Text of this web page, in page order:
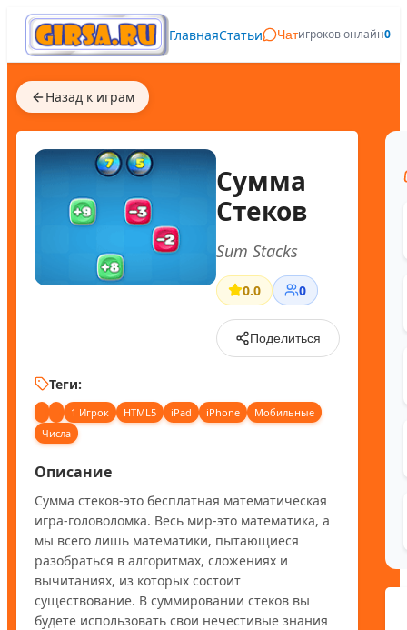
ГлавнаяСтатьи Чатигроков онлайн0
Назад к играм
Сумма
Стеков
Sum Stacks
0.0 0
Поделиться
Теги:
1 Игрок HTML5 iPad iPhone
Мобильные
Числа
Описание
Сумма стеков-это бесплатная математическая
игра-головоломка. Весь мир-это математика, а
мы всего лишь математики, пытающиеся
разобраться в алгоритмах, сложениях и
вычитаниях, из которых состоит
существование. В суммировании стеков вы
будете использовать свои нечестивые знания